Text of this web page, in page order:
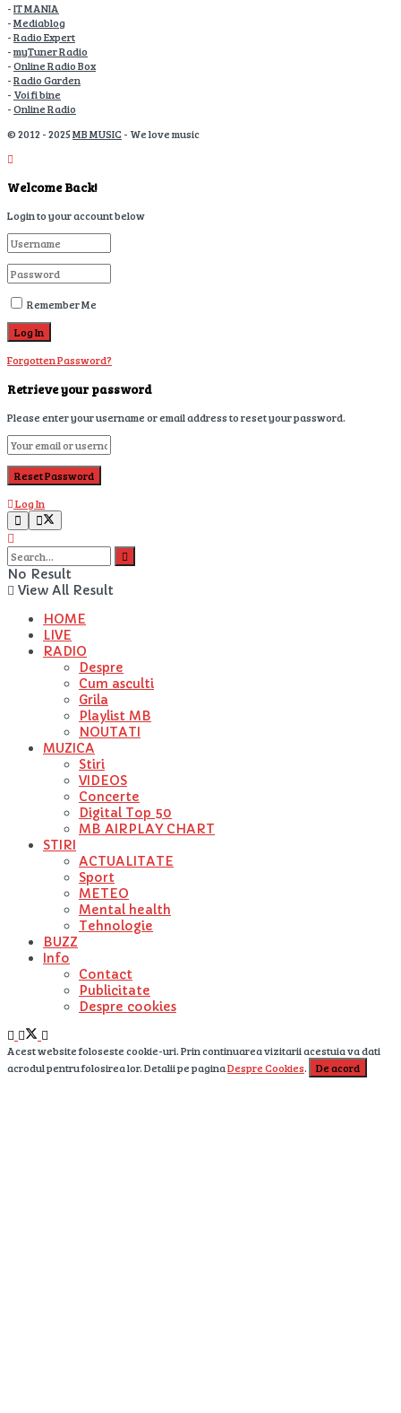
-IT MANIA
-Mediablog
-Radio Expert
-myTuner Radio
-Online Radio Box
-Radio Garden
- Voi fi bine
-Online Radio
© 2012 - 2025MB MUSIC- We love music
Welcome Back!
Login to your account below
Remember Me
Forgotten Password?
Retrieve your password
Please enter your username or email address to reset your password.
Log In
No Result
View All Result
HOME
LIVE
RADIO
Despre
Cum asculti
Grila
Playlist MB
NOUTATI
MUZICA
Stiri
VIDEOS
Concerte
Digital Top 50
MB AIRPLAY CHART
STIRI
ACTUALITATE
Sport
METEO
Mental health
Tehnologie
BUZZ
Info
Contact
Publicitate
Despre cookies
Acest website foloseste cookie-uri. Prin continuarea vizitarii acestuia va dati
acrodul pentru folosirea lor. Detalii pe paginaDespre Cookies. De acord